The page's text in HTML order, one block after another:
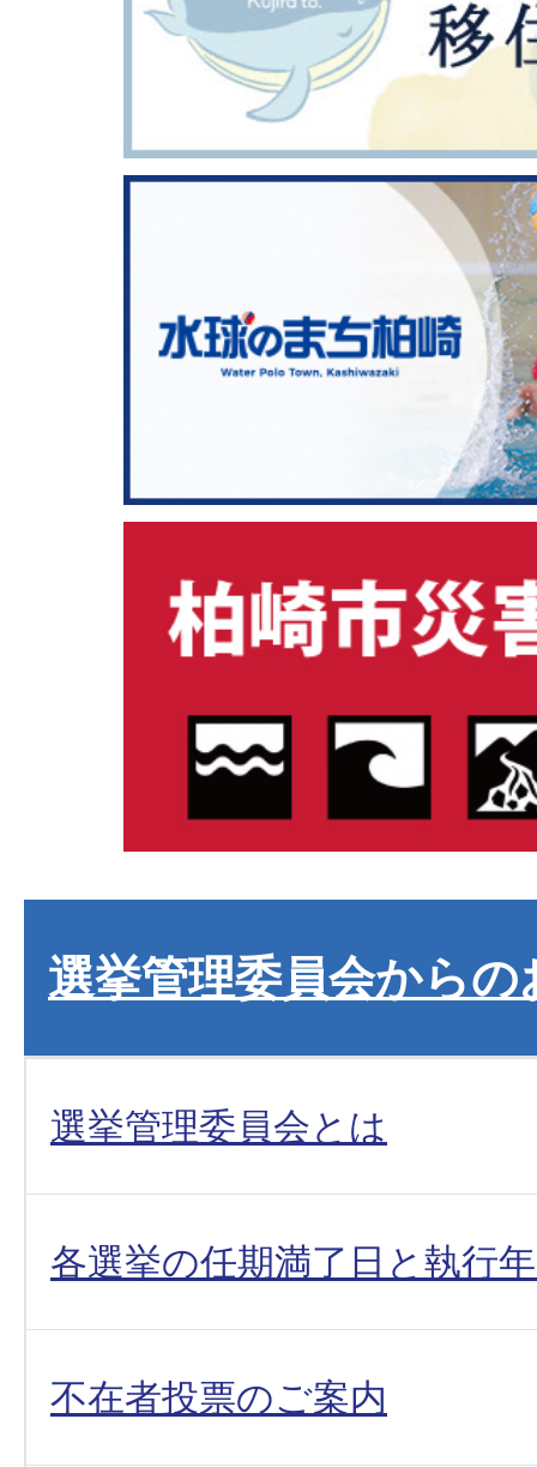
選挙管理委員会からの
選挙管理委員会とは
各選挙の任期満了日と執行
不在者投票のご案内